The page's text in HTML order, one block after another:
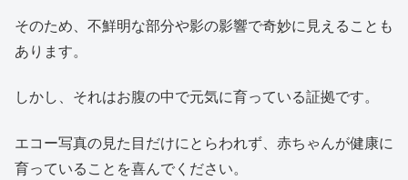
そのため、不鮮明な部分や影の影響で奇妙に見えることも
あります。
しかし、それはお腹の中で元気に育っている証拠です。
エコー写真の見た目だけにとらわれず、赤ちゃんが健康に
育っていることを喜んでください。